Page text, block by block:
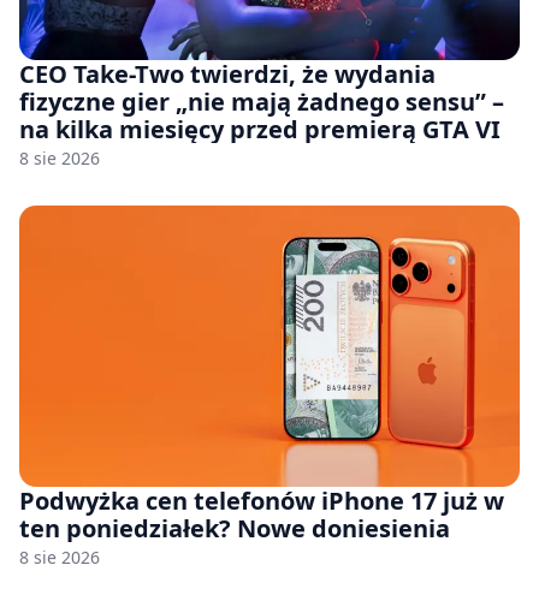
CEO Take-Two twierdzi, że wydania
fizyczne gier „nie mają żadnego sensu” –
na kilka miesięcy przed premierą GTA VI
8 sie 2026
Podwyżka cen telefonów iPhone 17 już w
ten poniedziałek? Nowe doniesienia
8 sie 2026